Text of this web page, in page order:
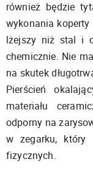
również będzie
wykonania
lżejszy niż stal i
chemicznie. Nie
na skutek
Pierścień
materiału
odporny na
w zegarku, który
fizycznych.